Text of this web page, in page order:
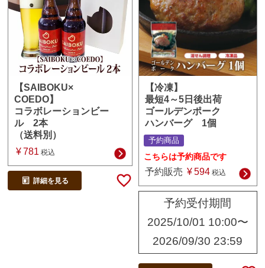
【SAIBOKU×
COEDO】
コラボレーションビー
ル 2本
（送料別）
¥ 781 税込
詳細を見る
【冷凍】
最短4～5日後出荷
ゴールデンポーク
ハンバーグ 1個
予約商品
こちらは予約商品です
予約販売 ¥594 税込
予約受付期間
2025/10/01 10:00〜
2026/09/30 23:59